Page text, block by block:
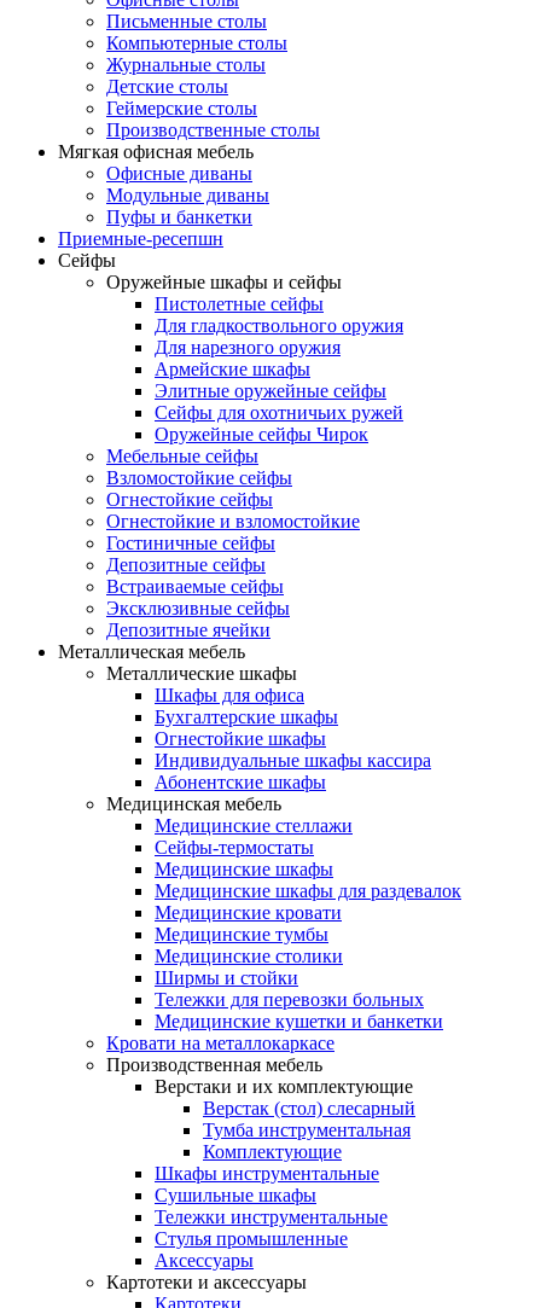
Письменные столы
Компьютерные столы
Журнальные столы
Детские столы
Геймерские столы
Производственные столы
Мягкая офисная мебель
Офисные диваны
Модульные диваны
Пуфы и банкетки
Приемные-ресепшн
Сейфы
Оружейные шкафы и сейфы
Пистолетные сейфы
Для гладкоствольного оружия
Для нарезного оружия
Армейские шкафы
Элитные оружейные сейфы
Сейфы для охотничьих ружей
Оружейные сейфы Чирок
Мебельные сейфы
Взломостойкие сейфы
Огнестойкие сейфы
Огнестойкие и взломостойкие
Гостиничные сейфы
Депозитные сейфы
Встраиваемые сейфы
Эксклюзивные сейфы
Депозитные ячейки
Металлическая мебель
Металлические шкафы
Шкафы для офиса
Бухгалтерские шкафы
Огнестойкие шкафы
Индивидуальные шкафы кассира
Абонентские шкафы
Медицинская мебель
Медицинские стеллажи
Сейфы-термостаты
Медицинские шкафы
Медицинские шкафы для раздевалок
Медицинские кровати
Медицинские тумбы
Медицинские столики
Ширмы и стойки
Тележки для перевозки больных
Медицинские кушетки и банкетки
Кровати на металлокаркасе
Производственная мебель
Верстаки и их комплектующие
Верстак (стол) слесарный
Тумба инструментальная
Комплектующие
Шкафы инструментальные
Сушильные шкафы
Тележки инструментальные
Стулья промышленные
Аксессуары
Картотеки и аксессуары
Картотеки